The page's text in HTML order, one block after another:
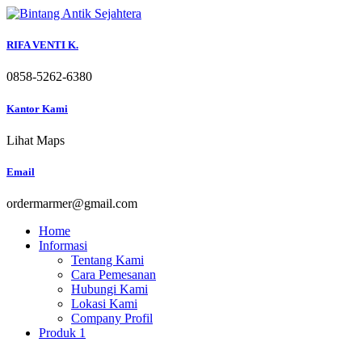
Skip
content
RIFA VENTI K.
0858-5262-6380
Kantor Kami
Lihat Maps
Email
ordermarmer@gmail.com
Home
Informasi
Tentang Kami
Cara Pemesanan
Hubungi Kami
Lokasi Kami
Company Profil
Produk 1